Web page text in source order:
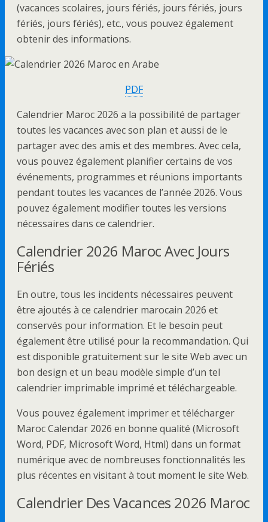
(vacances scolaires, jours fériés, jours fériés, jours
fériés, jours fériés), etc., vous pouvez également
obtenir des informations.
PDF
Calendrier Maroc 2026 a la possibilité de partager
toutes les vacances avec son plan et aussi de le
partager avec des amis et des membres. Avec cela,
vous pouvez également planifier certains de vos
événements, programmes et réunions importants
pendant toutes les vacances de l’année 2026. Vous
pouvez également modifier toutes les versions
nécessaires dans ce calendrier.
Calendrier 2026 Maroc Avec Jours
Fériés
En outre, tous les incidents nécessaires peuvent
être ajoutés à ce calendrier marocain 2026 et
conservés pour information. Et le besoin peut
également être utilisé pour la recommandation. Qui
est disponible gratuitement sur le site Web avec un
bon design et un beau modèle simple d’un tel
calendrier imprimable imprimé et téléchargeable.
Vous pouvez également imprimer et télécharger
Maroc Calendar 2026 en bonne qualité (Microsoft
Word, PDF, Microsoft Word, Html) dans un format
numérique avec de nombreuses fonctionnalités les
plus récentes en visitant à tout moment le site Web.
Calendrier Des Vacances 2026 Maroc